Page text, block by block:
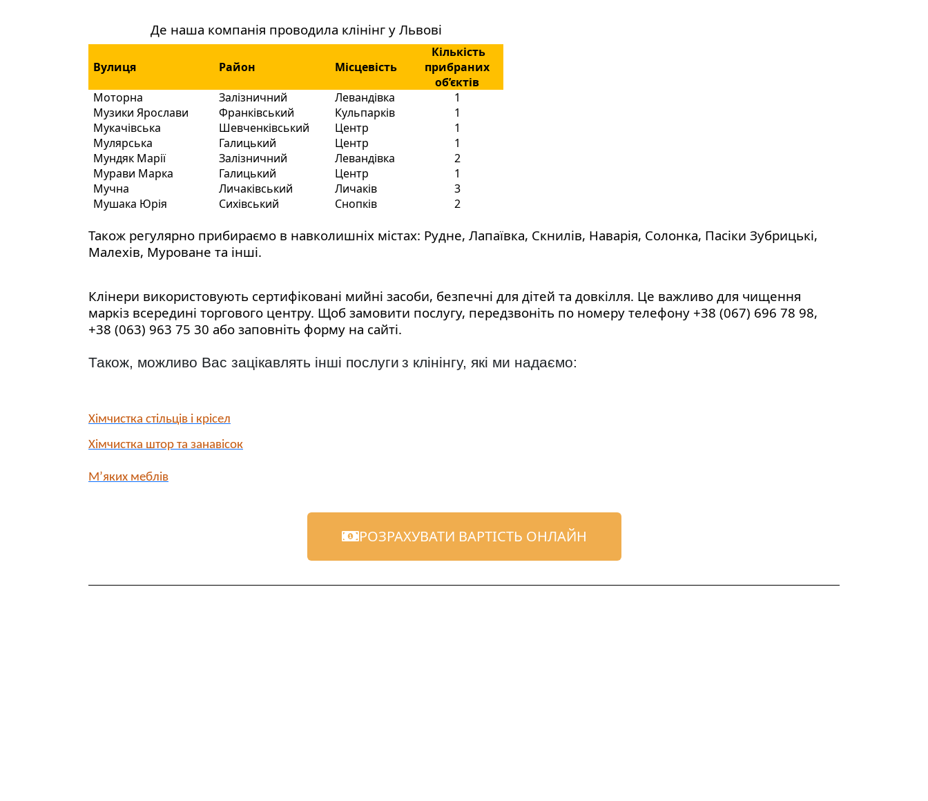
Де наша компанія проводила клінінг у Львові
Вулиця Район Місцевість
Кількість
прибраних
об’єктів
Моторна
Залізничний Левандівка
1
Музики Ярослави
Франківський Кульпарків
1
Мукачівська
Шевченківський Центр
1
Мулярська
Галицький Центр
1
Мундяк Марії
Залізничний Левандівка
2
Мурави Марка
Галицький Центр
1
Мучна
Личаківський Личаків
3
Мушака Юрія
Сихівський Снопків 2
Також регулярно прибираємо в навколишніх містах: Рудне, Лапаївка, Скнилів, Наварія, Солонка, Пасіки Зубрицькі,
Малехів, Муроване та інші.
Клінери використовують сертифіковані мийні засоби, безпечні для дітей та довкілля. Це важливо для чищення
маркіз всередині торгового центру. Щоб замовити послугу, передзвоніть по номеру телефону +38 (067) 696 78 98,
+38 (063) 963 75 30 або заповніть форму на сайті.
Також, можливо Вас зацікавлять інші послуги з клінінгу, які ми надаємо:
Хімчистка стільців і крісел
Хімчистка штор та занавісок
М’яких меблів
РОЗРАХУВАТИ ВАРТІСТЬ ОНЛАЙН